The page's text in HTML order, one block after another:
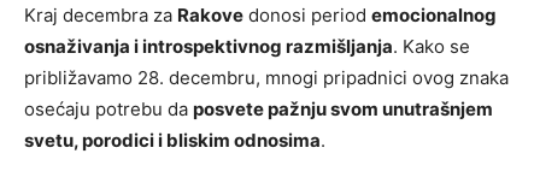
Kraj decembra za Rakove donosi period emocionalnog
osnaživanja i introspektivnog razmišljanja. Kako se
približavamo 28. decembru, mnogi pripadnici ovog znaka
osećaju potrebu da posvete pažnju svom unutrašnjem
svetu, porodici i bliskim odnosima.